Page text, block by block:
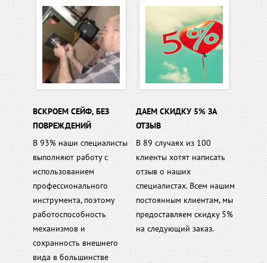
ВСКРОЕМ СЕЙФ, БЕЗ
ПОВРЕЖДЕНИЙ
В 93% наши специалисты
выполняют работу с
использованием
профессионального
инструмента, поэтому
работоспособность
механизмов и
сохранность внешнего
вида в большинстве
ДАЕМ СКИДКУ 5% ЗА
ОТЗЫВ
В 89 случаях из 100
клиенты хотят написать
отзыв о наших
специалистах. Всем нашим
постоянным клиентам, мы
предоставляем скидку 5%
на следующий заказ.